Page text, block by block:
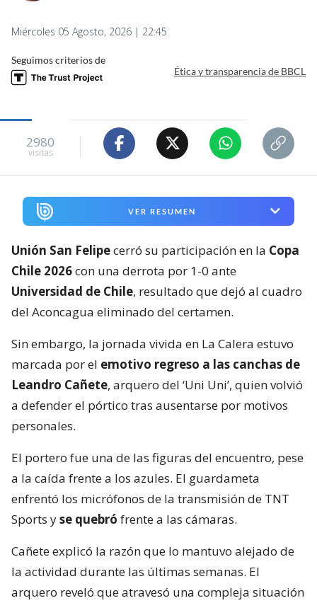
Miércoles 05 Agosto, 2026 | 22:45
Seguimos criterios de
Ética y transparencia de BBCL
2980
visitas
VER RESUMEN
Unión San Felipecerró su participación en la Copa
Chile 2026con una derrota por 1-0 ante
Universidad de Chile, resultado que dejó al cuadro
del Aconcagua eliminado del certamen.
Sin embargo, la jornada vivida en La Calera estuvo
marcada por el emotivo regreso a las canchas de
Leandro Cañete, arquero del ‘Uni Uni’, quien volvió
a defender el pórtico tras ausentarse por motivos
personales.
El portero fue una de las figuras del encuentro, pese
a la caída frente a los azules. El guardameta
enfrentó los micrófonos de la transmisión de TNT
Sports yse quebró frente a las cámaras.
Cañete explicó la razón que lo mantuvo alejado de
la actividad durante las últimas semanas. El
arquero reveló que atravesó una compleja situación